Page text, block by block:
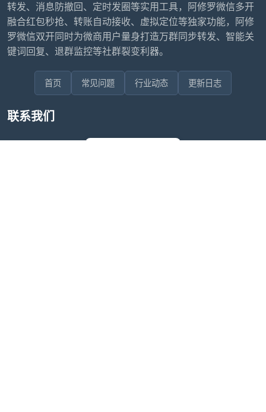
转发、消息防撤回、定时发圈等实用工具，阿修罗微信多开
融合红包秒抢、转账自动接收、虚拟定位等独家功能，阿修
罗微信双开同时为微商用户量身打造万群同步转发、智能关
键词回复、退群监控等社群裂变利器。
首页 常见问题 行业动态 更新日志
联系我们